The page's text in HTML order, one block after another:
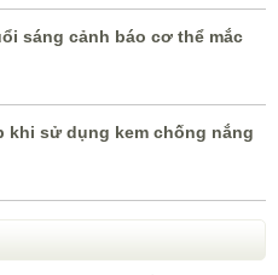
sáng cảnh báo cơ thể mắc
khi sử dụng kem chống nắng